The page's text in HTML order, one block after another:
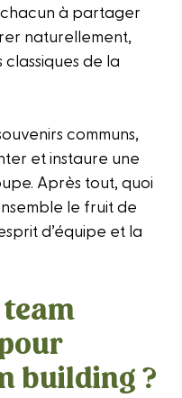
chacun à partager
naturellement,
de la
communs,
et instaure une
Après tout, quoi
le fruit de
d’équipe et la
building ?